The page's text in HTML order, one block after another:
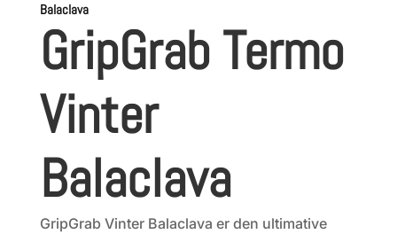
Balaclava
GripGrab Termo
Vinter
Balaclava
GripGrab Vinter Balaclava er den ultimative